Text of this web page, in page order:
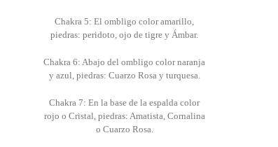
Chakra 5: El ombligo color amarillo,
piedras: peridoto, ojo de tigre y Ámbar.
Chakra 6: Abajo del ombligo color naranja
y azul, piedras: Cuarzo Rosa y turquesa.
Chakra 7: En la base de la espalda color
rojo o Cristal, piedras: Amatista, Cornalina
o Cuarzo Rosa.